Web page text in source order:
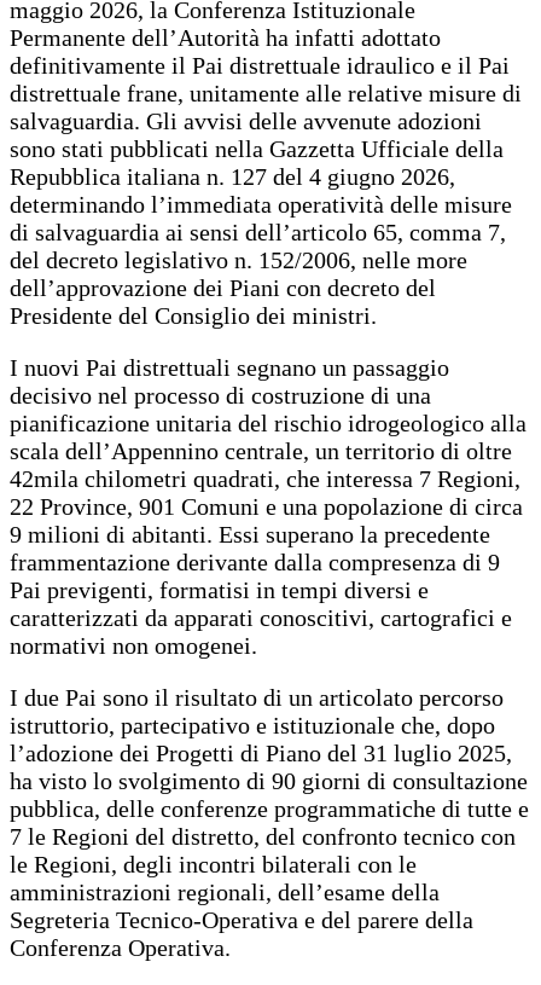
maggio 2026, la Conferenza Istituzionale
Permanente dell’Autorità ha infatti adottato
definitivamente il Pai distrettuale idraulico e il Pai
distrettuale frane, unitamente alle relative misure di
salvaguardia. Gli avvisi delle avvenute adozioni
sono stati pubblicati nella Gazzetta Ufficiale della
Repubblica italiana n. 127 del 4 giugno 2026,
determinando l’immediata operatività delle misure
di salvaguardia ai sensi dell’articolo 65, comma 7,
del decreto legislativo n. 152/2006, nelle more
dell’approvazione dei Piani con decreto del
Presidente del Consiglio dei ministri.
I nuovi Pai distrettuali segnano un passaggio
decisivo nel processo di costruzione di una
pianificazione unitaria del rischio idrogeologico alla
scala dell’Appennino centrale, un territorio di oltre
42mila chilometri quadrati, che interessa 7 Regioni,
22 Province, 901 Comuni e una popolazione di circa
9 milioni di abitanti. Essi superano la precedente
frammentazione derivante dalla compresenza di 9
Pai previgenti, formatisi in tempi diversi e
caratterizzati da apparati conoscitivi, cartografici e
normativi non omogenei.
I due Pai sono il risultato di un articolato percorso
istruttorio, partecipativo e istituzionale che, dopo
l’adozione dei Progetti di Piano del 31 luglio 2025,
ha visto lo svolgimento di 90 giorni di consultazione
pubblica, delle conferenze programmatiche di tutte e
7 le Regioni del distretto, del confronto tecnico con
le Regioni, degli incontri bilaterali con le
amministrazioni regionali, dell’esame della
Segreteria Tecnico-Operativa e del parere della
Conferenza Operativa.